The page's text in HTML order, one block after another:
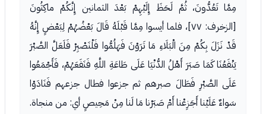
مِمَّا تَعُدُّونَ، ثُمَّ لَحَظَ إِلَيْهِمْ بَعْدَ الثمانين إِنَّكُمْ ماكِثُونَ
[الزخرف: ٧٧]، فلما أيسوا مِمَّا قَبْلَهُ قَالَ بَعْضُهُمْ لِبَعْضٍ إِنَّهُ
قَدْ نَزَلَ بِكُمْ مِنَ الْبَلَاءِ مَا تَرَوْنَ فَهَلُمُّوا فَلْنَصْبِرْ فَلَعَلَّ الصَّبْرَ
يَنْفَعُنَا كَمَا صَبَرَ أَهْلُ الدُّنْيَا عَلَى طَاعَةِ اللَّهِ فَنَفَعَهُمْ، فَأَجْمَعُوا
عَلَى الصَّبْرِ فَطَالَ صبرهم ثم جزعوا فطال جزعهم فَنَادَوْا
سَواءٌ عَلَيْنا أَجَزِعْنا أَمْ صَبَرْنا مَا لَنا مِنْ مَحِيصٍ أي: من منجاة.